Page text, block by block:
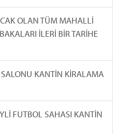
OLAN TÜM MAHALLİ
İLERİ BİR TARİHE
SALONU KANTİN KİRALAMA
FUTBOL SAHASI KANTİN